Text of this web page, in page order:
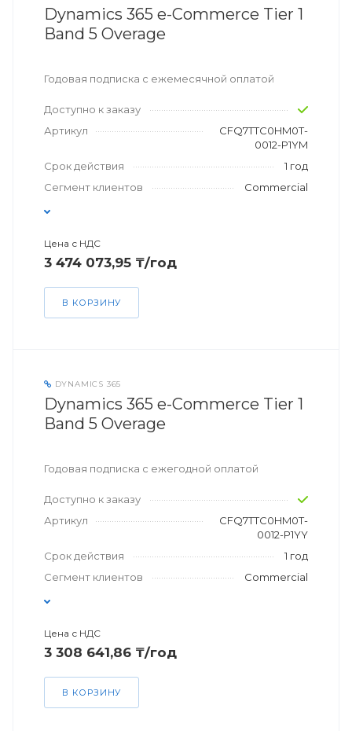
Dynamics 365 e-Commerce Tier 1
Band 5 Overage
Годовая подписка с ежемесячной оплатой
Доступно к заказу
Артикул
CFQ7TTC0HM0T-
0012-P1YM
Срок действия
1 год
Сегмент клиентов
Commercial
Цена с НДС
3 474 073,95 ₸/год
В КОРЗИНУ
DYNAMICS 365
Dynamics 365 e-Commerce Tier 1
Band 5 Overage
Годовая подписка с ежегодной оплатой
Доступно к заказу
Артикул
CFQ7TTC0HM0T-
0012-P1YY
Срок действия
1 год
Сегмент клиентов
Commercial
Цена с НДС
3 308 641,86 ₸/год
В КОРЗИНУ